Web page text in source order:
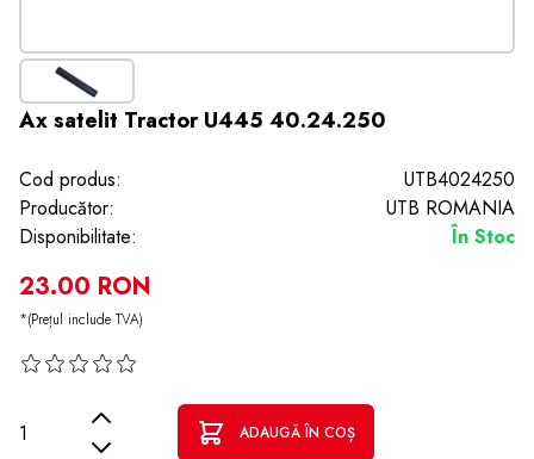
Ax satelit Tractor U445 40.24.250
Cod produs:
UTB4024250
Producător:
UTB ROMANIA
Disponibilitate:
În Stoc
23.00 RON
*(Prețul include TVA)
ADAUGĂ ÎN COȘ